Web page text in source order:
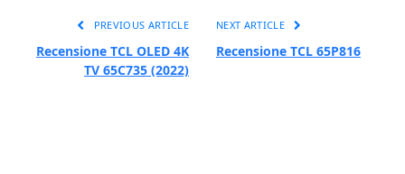
PREVIOUS ARTICLE
Recensione TCL OLED 4K
TV 65C735 (2022)
NEXT ARTICLE
Recensione TCL 65P816